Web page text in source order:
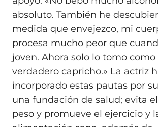
absoluto. También he
medida que envejezco, mi
procesa mucho peor que
joven. Ahora solo lo tomo como
verdadero capricho.» La actriz
incorporado estas pautas por
una fundación de salud; evita
peso y promueve el ejercicio y